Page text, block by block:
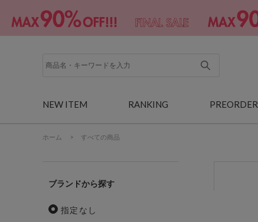
NEW ITEM RANKING PREORDER
ホーム > すべての商品
ブランド
指定なし